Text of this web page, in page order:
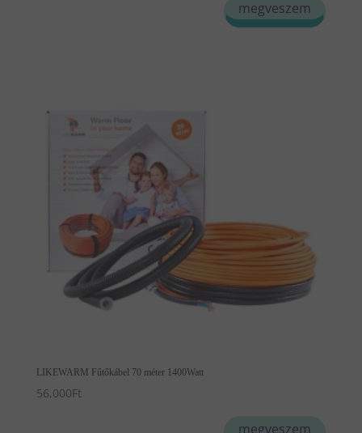
megveszem
LIKEWARM Fűtőkábel 70 méter 1400Watt
56,000Ft
megveszem